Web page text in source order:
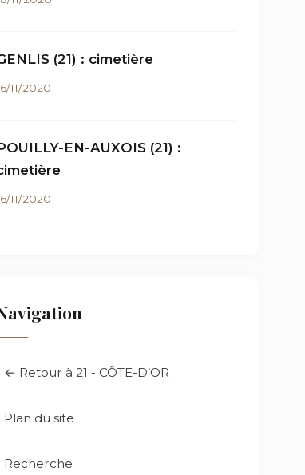
(21) : cimetière
11/2020
EN-AUXOIS (21) :
11/2020
← Retour à 21 - CÔTE-D’OR
Plan du site
Recherche